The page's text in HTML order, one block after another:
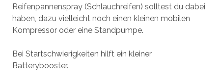
Reifenpannenspray (Schlauchreifen) solltest du dabei
haben, dazu vielleicht noch einen kleinen mobilen
Kompressor oder eine Standpumpe.
Bei Startschwierigkeiten hilft ein kleiner
Batterybooster.